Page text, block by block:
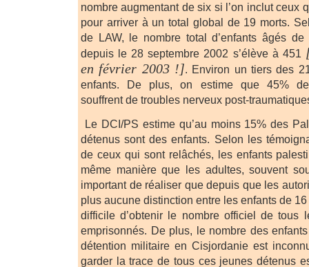
nombre augmentant de six si l’on inclut ceux
pour arriver à un total global de 19 morts.
de LAW, le nombre total d’enfants âgés
depuis le 28 septembre 2002 s’élève à 451
en février 2003 !]. Environ un tiers des
enfants. De plus, on estime que 45%
souffrent de troubles nerveux post-
Le DCI/PS estime qu’au moins 15% des
détenus sont des enfants. Selon les
de ceux qui sont relâchés, les enfants
même manière que les adultes, souvent
important de réaliser que depuis que les
plus aucune distinction entre les enfants de
difficile d’obtenir le nombre officiel de tous
emprisonnés. De plus, le nombre des
détention militaire en Cisjordanie est
garder la trace de tous ces jeunes détenus